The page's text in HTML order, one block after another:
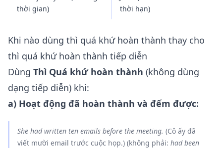
thời gian)
thời hạn)
Khi nào dùng thì quá khứ hoàn thành thay cho
thì quá khứ hoàn thành tiếp diễn
Dùng Thì Quá khứ hoàn thành (không dùng
dạng tiếp diễn) khi:
a) Hoạt động đã hoàn thành và đếm được:
She had written ten emails before the meeting. (Cô ấy đã
viết mười email trước cuộc họp.) (không phải: had been